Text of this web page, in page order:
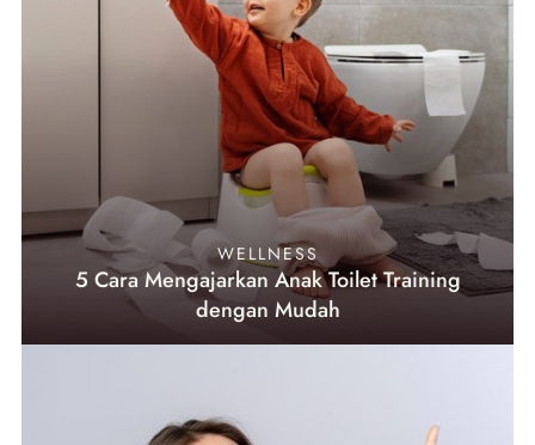
WELLNESS
5 Cara Mengajarkan Anak Toilet Training
dengan Mudah